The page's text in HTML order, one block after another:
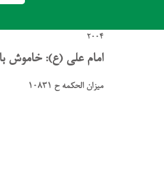
2004
امام علی (ع): خاموش
میزان الحکمه ح 10831